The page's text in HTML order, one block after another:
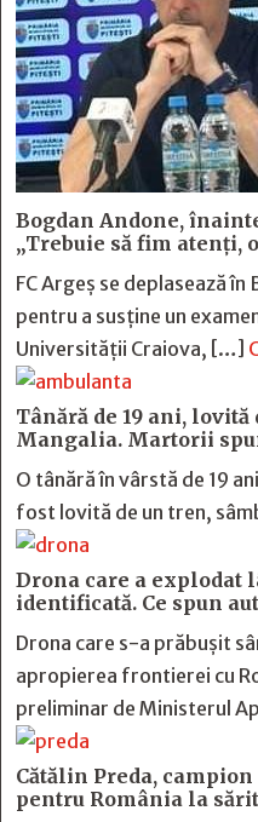
Bogdan Andone,
„Trebuie să fim atenți,
FC Argeș se deplasează
pentru a susține un
Universității Craiova, […]
Tânără de 19 ani,
Mangalia. Martorii
O tânără în vârstă de 19
fost lovită de un tren,
Drona care a explodat
identificată. Ce spun
Drona care s-a prăbușit
apropierea frontierei cu
preliminar de Ministerul
Cătălin Preda,
pentru România la